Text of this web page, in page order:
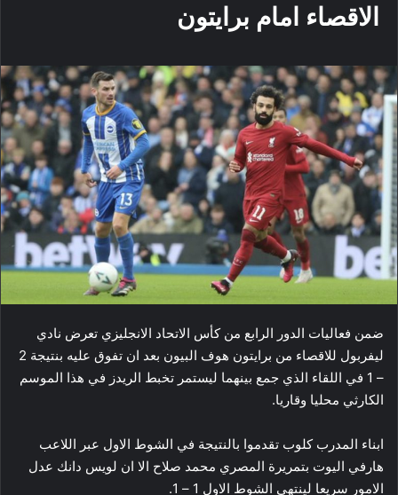
الاقصاء امام برايتون
ضمن فعاليات الدور الرابع من كأس الاتحاد الانجليزي تعرض نادي ​
ليفربول​ للاقصاء من ​برايتون​ هوف البيون بعد ان تفوق عليه بنتيجة 2
– 1 في اللقاء الذي جمع بينهما ليستمر تخبط الريدز في هذا الموسم
الكارثي محليا وقاريا.
ابناء المدرب كلوب تقدموا بالنتيجة في الشوط الاول عبر اللاعب
هارفي اليوت بتمريرة المصري محمد صلاح الا ان لويس دانك عدل
الامور سريعا لينتهي الشوط الاول 1 – 1.